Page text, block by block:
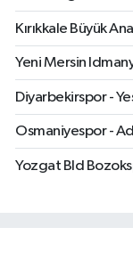
Kırıkkale Büyük
Yeni Mersin
Diyarbekirspor -
Osmaniyespor -
Yozgat Bld